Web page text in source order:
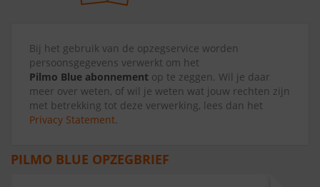
Bij het gebruik van de opzegservice worden
persoonsgegevens verwerkt om het
Pilmo Blue abonnement op te zeggen. Wil je daar
meer over weten, of wil je weten wat jouw rechten zijn
met betrekking tot deze verwerking, lees dan het
Privacy Statement.
PILMO BLUE OPZEGBRIEF